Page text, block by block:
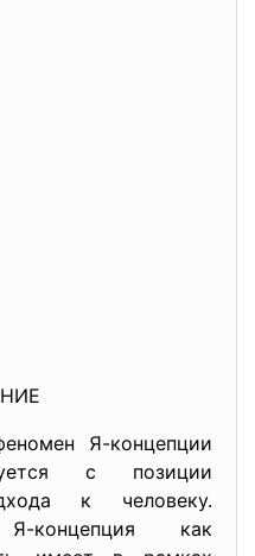
Я-концепции
с позиции
к человеку.
концепция как